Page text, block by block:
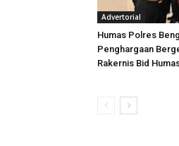
Advertorial
Humas Polres
Penghargaan
Rakernis Bid